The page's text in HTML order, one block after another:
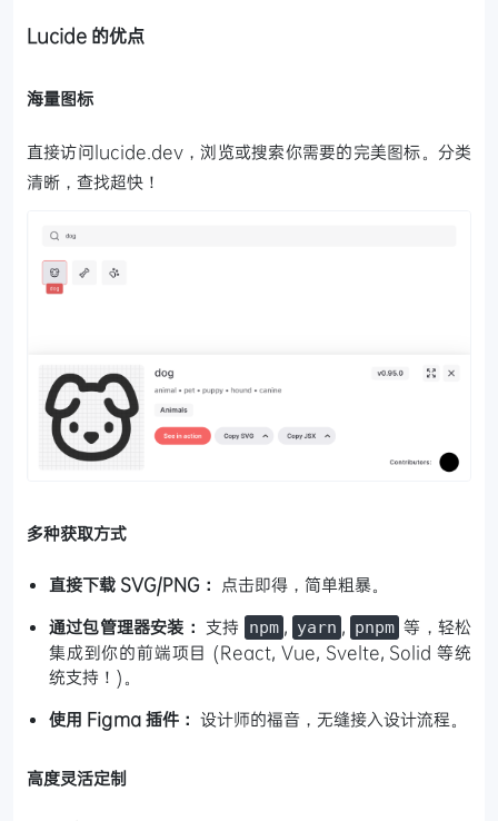
Lucide 的优点
海量图标
直接访问lucide.dev，浏览或搜索你需要的完美图标。分类
清晰，查找超快！
多种获取方式
直接下载 SVG/PNG： 点击即得，简单粗暴。
通过包管理器安装： 支持 npm , yarn , pnpm 等，轻松
集成到你的前端项目 (React, Vue, Svelte, Solid 等统
统支持！)。
使用 Figma 插件： 设计师的福音，无缝接入设计流程。
高度灵活定制